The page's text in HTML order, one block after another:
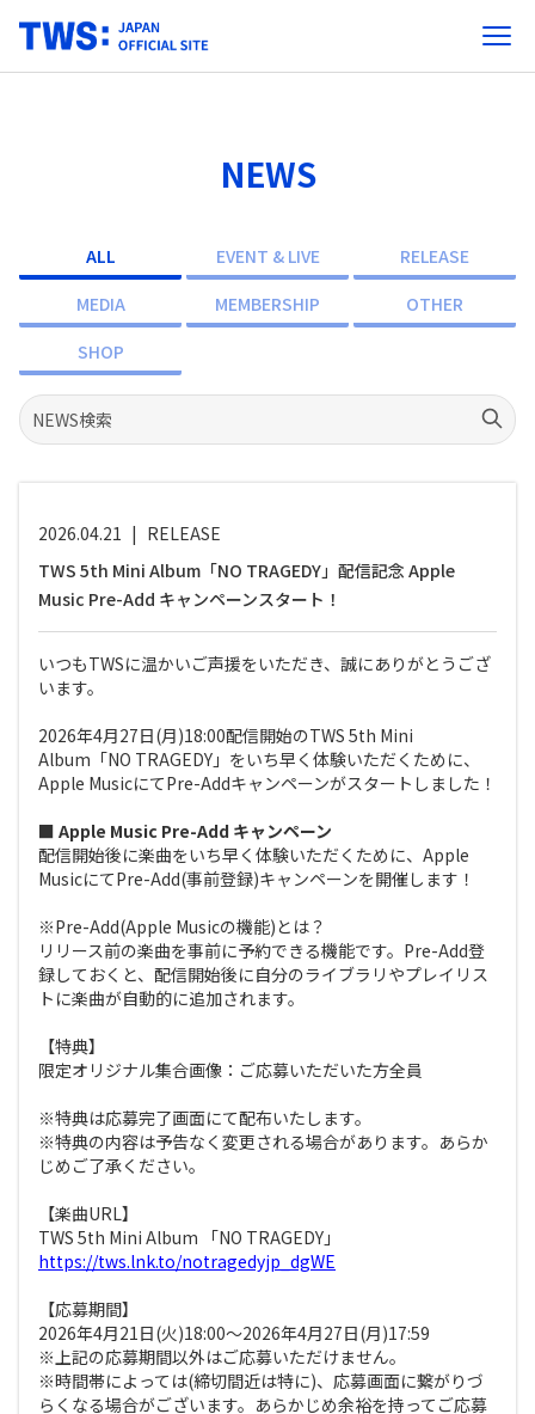
NEWS
ALL EVENT & LIVE
RELEASE
MEDIA
MEMBERSHIP
OTHER
SHOP
2026.04.21 | RELEASE
TWS 5th Mini Album「NO TRAGEDY」配信記念 Apple
Music Pre-Add キャンペーンスタート！
いつもTWSに温かいご声援をいただき、誠にありがとうござ
います。
2026年4月27日(月)18:00配信開始のTWS 5th Mini
Album「NO TRAGEDY」をいち早く体験いただくために、
Apple MusicにてPre-Addキャンペーンがスタートしました！
■ Apple Music Pre-Add キャンペーン
配信開始後に楽曲をいち早く体験いただくために、Apple
MusicにてPre-Add(事前登録)キャンペーンを開催します！
※Pre-Add(Apple Musicの機能)とは？
リリース前の楽曲を事前に予約できる機能です。Pre-Add登
録しておくと、配信開始後に自分のライブラリやプレイリス
トに楽曲が自動的に追加されます。
【特典】
限定オリジナル集合画像：ご応募いただいた方全員
※特典は応募完了画面にて配布いたします。
※特典の内容は予告なく変更される場合があります。あらか
じめご了承ください。
【楽曲URL】
TWS 5th Mini Album 「NO TRAGEDY」
https://tws.lnk.to/notragedyjp_dgWE
【応募期間】
2026年4月21日(火)18:00～2026年4月27日(月)17:59
※上記の応募期間以外はご応募いただけません。
※時間帯によっては(締切間近は特に)、応募画面に繋がりづ
らくなる場合がございます。あらかじめ余裕を持ってご応募